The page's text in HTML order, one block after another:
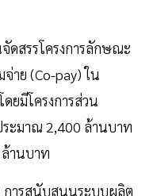
ดสรรโครงการลักษณะ
าย (Co-pay) ใน
ดยมีโครงการส่วน
ระมาณ 2,400 ล้านบาท
านบาท
ารสนับสนุนระบบผลิต